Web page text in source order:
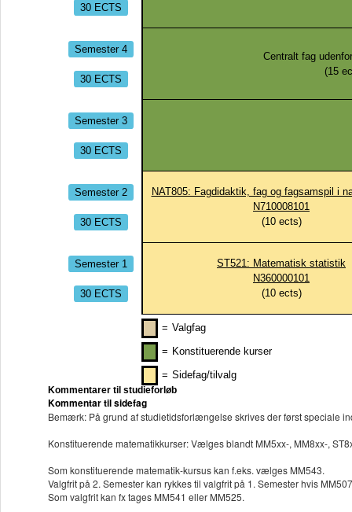
30 ECTS
Semester 4
30 ECTS
Centralt fag
(15
Semester 3
30 ECTS
Semester 2
30 ECTS
NAT805: Fagdidaktik, fag og fagsamspil i
N710008101
(10ects)
Semester 1
30 ECTS
ST521: Matematisk statistik
N360000101
(10ects)
= Valgfag
= Konstituerende kurser
= Sidefag/tilvalg
Kommentarer til studieforløb
Kommentar til sidefag
Bemærk: På grund af studietidsforlængelse skrives der først speciale
Konstituerende matematikkurser: Vælges blandt MM5xx-, MM8xx-,
Som konstituerende matematik-kursus kan f.eks. vælges MM543.
Valgfrit på 2. Semester kan rykkes til valgfrit på 1. Semester hvis
Som valgfrit kan fx tages MM541 eller MM525.